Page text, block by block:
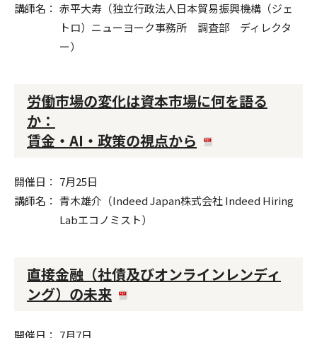
講師名
赤平大寿（独立行政法人日本貿易振興機構（ジェ
トロ）ニューヨーク事務所 調査部 ディレクタ
ー）
労働市場の変化は資本市場に何を語る
か：
賃金・AI・政策の視点から
開催日
7月25日
講師名
青木雄介（Indeed Japan株式会社 Indeed Hiring
Labエコノミスト）
直接金融（社債及びオンラインレンディ
ング）の未来
開催日 7月7日